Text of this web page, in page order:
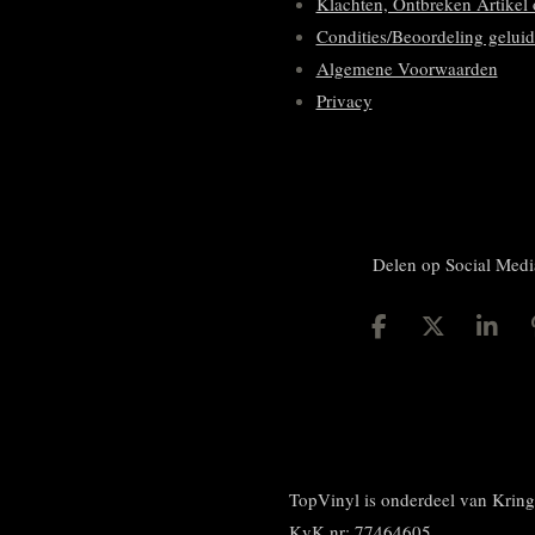
Condities/Beoordeling
Algemene Voorwaarden
Privacy
Delen op Social
D
D
S
TopVinyl is onderdeel van